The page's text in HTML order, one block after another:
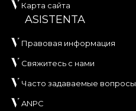
Карта сайта
ASISTENTA
Правовая информация
Свяжитесь с нами
Часто задаваемые вопросы
ANPC